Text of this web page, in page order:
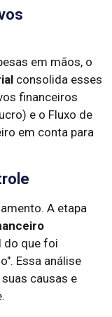
em mãos, o
consolida esses
financeiros
e o Fluxo de
em conta para
A etapa
do que foi
Essa análise
causas e